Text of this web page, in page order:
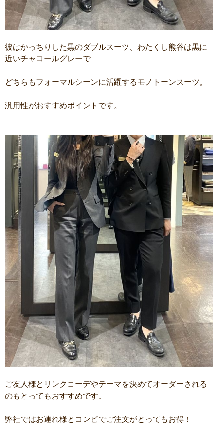
彼はかっちりした黒のダブルスーツ、わたくし熊谷は黒に
近いチャコールグレーで
どちらもフォーマルシーンに活躍するモノトーンスーツ。
汎用性がおすすめポイントです。
ご友人様とリンクコーデやテーマを決めてオーダーされる
のもとってもおすすめです。
弊社ではお連れ様とコンビでご注文がとってもお得！